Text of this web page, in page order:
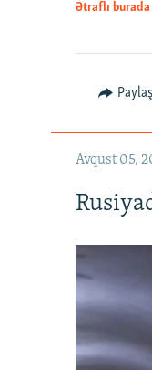
Ətraflı
Paylaş
Avqust 05,